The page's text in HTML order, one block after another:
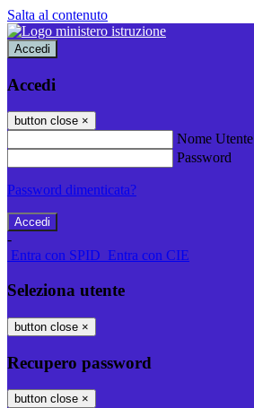
Salta al contenuto
Accedi
Accedi
button close ×
Nome Utente
Password
Password dimenticata?
-
Entra con SPID Entra con CIE
Seleziona utente
button close ×
Recupero password
button close ×